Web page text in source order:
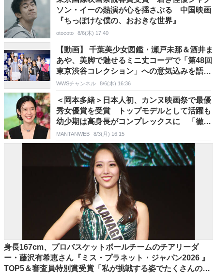
ソン・イーの熱演が心を揺さぶる 中国映画
『ちっぽけな僕の、おおきな世界』
otocoto 8/6(木) 17:40
【動画】 千葉美少女図鑑・瀬戸未那＆酒井ま
あや、美脚で魅せるミニ丈コーデで「第48回
東京渋谷コレクション」への意気込みを語
る！
WWSチャンネル 8/6(木) 16:36
＜岡本多緒＞日本人初、カンヌ映画祭で最優
秀女優賞を受賞 トップモデルとして活躍も
幼少期は高身長がコンプレックスに 「徹子
の部屋」で
MANTANWEB 8/3(月) 16:15
身長167cm、プロバスケットボールチームのチアリーダ
ー・藤沢有希恵さん『ミス・プラネット・ジャパン2026 』
TOP5＆審査員特別賞受賞「私が挑戦する姿でたくさんの女